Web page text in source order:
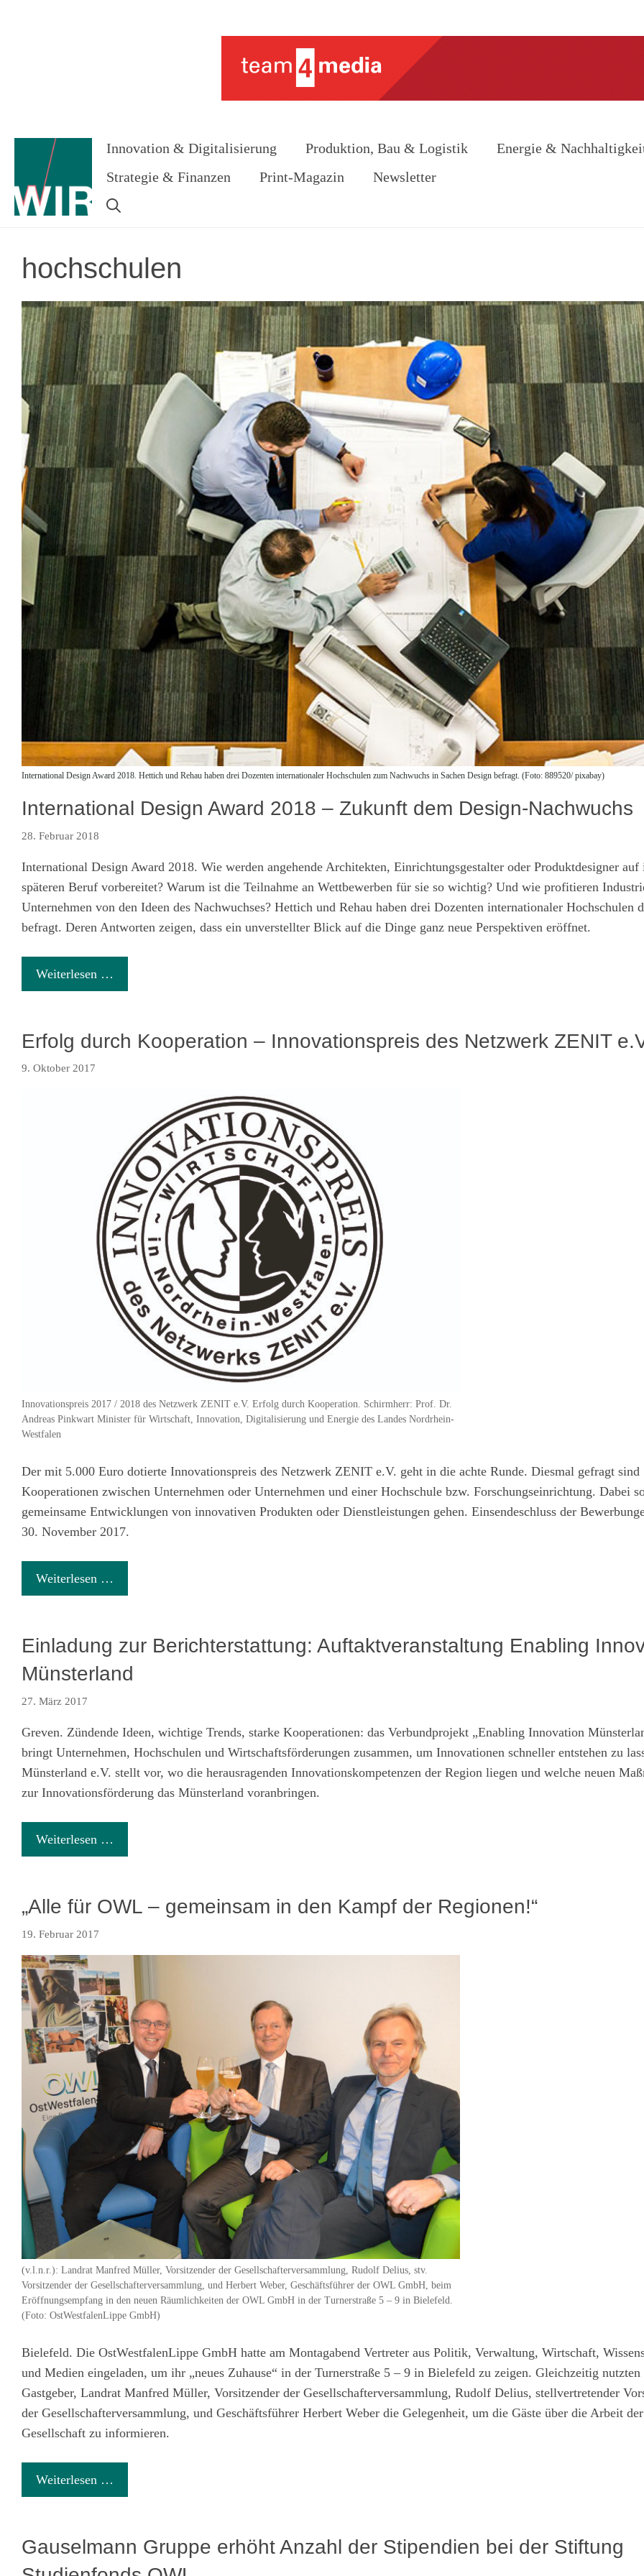
Innovation & Digitalisierung Produktion, Bau & Logistik
Energie &
Strategie & Finanzen
Print-Magazin Newsletter
hochschulen
International Design Award 2018. Hettich und Rehau haben drei Dozenten internationaler Hochschulen zum Nachwuchs in Sachen Design befragt. (Foto: 889520/ pixabay)
International Design Award 2018 – Zukunft dem Design-Nachwuchs
28. Februar 2018
International Design Award 2018. Wie werden angehende Architekten, Einrichtungsgestalter oder Produktdesigner auf
späteren Beruf vorbereitet? Warum ist die Teilnahme an Wettbewerben für sie so wichtig? Und wie profitieren
Unternehmen von den Ideen des Nachwuchses? Hettich und Rehau haben drei Dozenten internationaler Hochschulen
befragt. Deren Antworten zeigen, dass ein unverstellter Blick auf die Dinge ganz neue Perspektiven eröffnet.
Weiterlesen …
Erfolg durch Kooperation – Innovationspreis des Netzwerk ZENIT
9. Oktober 2017
Innovationspreis 2017 / 2018 des Netzwerk ZENIT e.V. Erfolg durch Kooperation. Schirmherr: Prof. Dr.
Andreas Pinkwart Minister für Wirtschaft, Innovation, Digitalisierung und Energie des Landes Nordrhein-
Westfalen
Der mit 5.000 Euro dotierte Innovationspreis des Netzwerk ZENIT e.V. geht in die achte Runde. Diesmal gefragt sind
Kooperationen zwischen Unternehmen oder Unternehmen und einer Hochschule bzw. Forschungseinrichtung. Dabei
gemeinsame Entwicklungen von innovativen Produkten oder Dienstleistungen gehen. Einsendeschluss der
30. November 2017.
Weiterlesen …
Einladung zur Berichterstattung: Auftaktveranstaltung Enabling
Münsterland
27. März 2017
Greven. Zündende Ideen, wichtige Trends, starke Kooperationen: das Verbundprojekt „Enabling Innovation
bringt Unternehmen, Hochschulen und Wirtschaftsförderungen zusammen, um Innovationen schneller entstehen zu
Münsterland e.V. stellt vor, wo die herausragenden Innovationskompetenzen der Region liegen und welche neuen
zur Innovationsförderung das Münsterland voranbringen.
Weiterlesen …
„Alle für OWL – gemeinsam in den Kampf der Regionen!“
19. Februar 2017
(v.l.n.r.): Landrat Manfred Müller, Vorsitzender der Gesellschafterversammlung, Rudolf Delius, stv.
Vorsitzender der Gesellschafterversammlung, und Herbert Weber, Geschäftsführer der OWL GmbH, beim
Eröffnungsempfang in den neuen Räumlichkeiten der OWL GmbH in der Turnerstraße 5 – 9 in Bielefeld.
(Foto: OstWestfalenLippe GmbH)
Bielefeld. Die OstWestfalenLippe GmbH hatte am Montagabend Vertreter aus Politik, Verwaltung, Wirtschaft,
und Medien eingeladen, um ihr „neues Zuhause“ in der Turnerstraße 5 – 9 in Bielefeld zu zeigen. Gleichzeitig nutzten
Gastgeber, Landrat Manfred Müller, Vorsitzender der Gesellschafterversammlung, Rudolf Delius, stellvertretender
der Gesellschafterversammlung, und Geschäftsführer Herbert Weber die Gelegenheit, um die Gäste über die Arbeit der
Gesellschaft zu informieren.
Weiterlesen …
Gauselmann Gruppe erhöht Anzahl der Stipendien bei der Stiftung